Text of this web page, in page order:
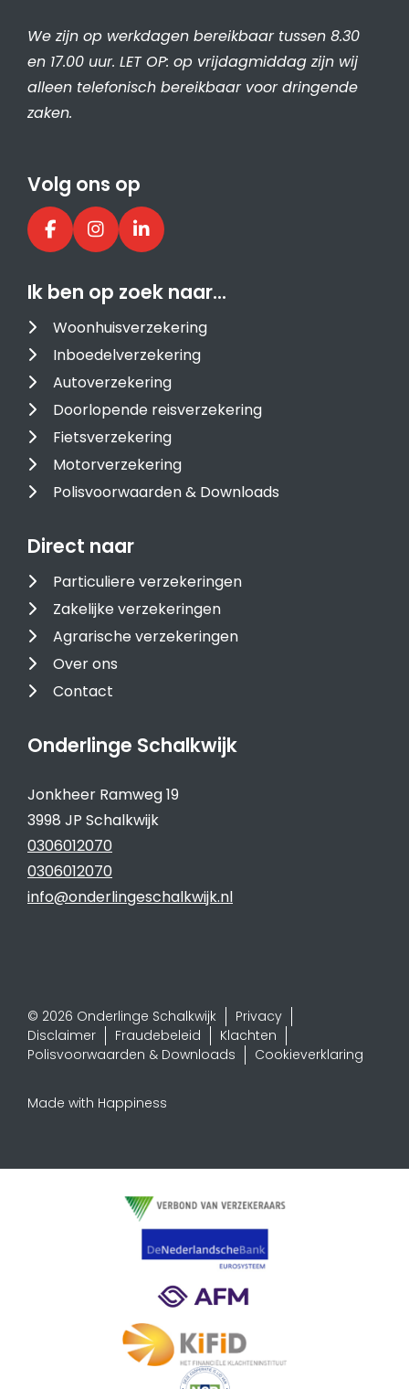
We zijn op werkdagen bereikbaar tussen 8.30
en 17.00 uur. LET OP: op vrijdagmiddag zijn wij
alleen telefonisch bereikbaar voor dringende
zaken.
Volg ons op
Ik ben op zoek naar…
Woonhuisverzekering
Inboedelverzekering
Autoverzekering
Doorlopende reisverzekering
Fietsverzekering
Motorverzekering
Polisvoorwaarden & Downloads
Direct naar
Particuliere verzekeringen
Zakelijke verzekeringen
Agrarische verzekeringen
Over ons
Contact
Onderlinge Schalkwijk
Jonkheer Ramweg 19
3998 JP Schalkwijk
0306012070
0306012070
info@onderlingeschalkwijk.nl
© 2026 Onderlinge Schalkwijk
Privacy
Disclaimer
Fraudebeleid
Klachten
Polisvoorwaarden & Downloads
Cookieverklaring
Made with Happiness